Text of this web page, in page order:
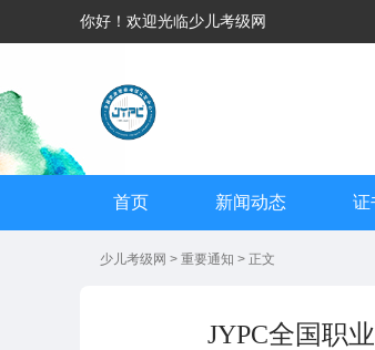
你好！欢迎光临少儿考级网
首页 新闻动态 证
少儿考级网 > 重要通知 > 正文
JYPC全国职